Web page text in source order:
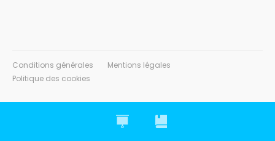
Conditions générales
Mentions légales
Politique des cookies